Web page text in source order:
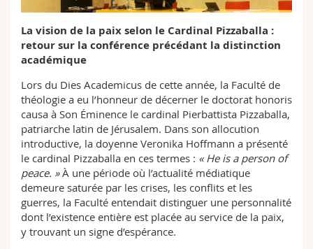
Sciences et médecine
Interfacultaire
Collaborateurs
Doctorants
Webmail
Programme des cours
MyUnifr
La vision de la paix selon le Cardinal Pizzaballa :
retour sur la conférence précédant la distinction
académique
Lors du Dies Academicus de cette année, la Faculté de
théologie a eu l’honneur de décerner le doctorat honoris
causa à Son Éminence le cardinal Pierbattista Pizzaballa,
patriarche latin de Jérusalem. Dans son allocution
introductive, la doyenne Veronika Hoffmann a présenté
le cardinal Pizzaballa en ces termes : « He is a person of
peace. »À une période où l’actualité médiatique
demeure saturée par les crises, les conflits et les
guerres, la Faculté entendait distinguer une personnalité
dont l’existence entière est placée au service de la paix,
y trouvant un signe d’espérance.